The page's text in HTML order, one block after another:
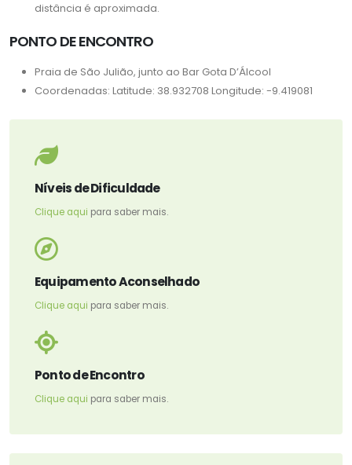
distância é aproximada.
PONTO DE ENCONTRO
Praia de São Julião, junto ao Bar Gota D’Álcool
Coordenadas: Latitude: 38.932708 Longitude: -9.419081
Níveis de Dificuldade
Clique aqui para saber mais.
Equipamento Aconselhado
Clique aqui para saber mais.
Ponto de Encontro
Clique aqui para saber mais.